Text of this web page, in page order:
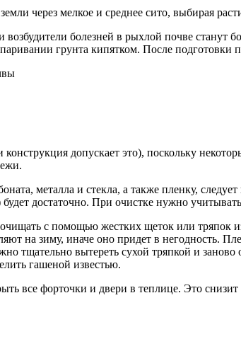
через мелкое и среднее сито, выбирая
болезней в рыхлой почве станут
грунта кипятком. После подготовки
конструкция допускает это), поскольку
металла и стекла, а также пленку,
достаточно. При очистке нужно
с помощью жестких щеток или
на зиму, иначе оно придет в негодность.
тщательно вытереть сухой тряпкой и заново
гашеной известью.
все форточки и двери в теплице. Это